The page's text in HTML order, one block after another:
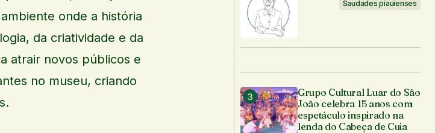
onde a história
da criatividade e da
atrair novos públicos e
no museu, criando
Saudades piauienses
Grupo Cultural Luar do São
João celebra 15 anos com
espetáculo inspirado na
lenda do Cabeça de Cuia